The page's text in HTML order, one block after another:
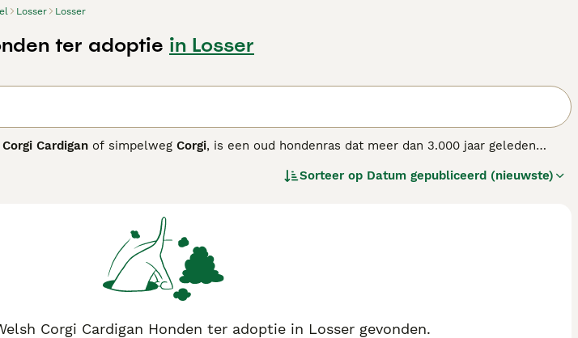
Losser Losser
ter adoptie in Losser
Corgi Cardigan of simpelweg Corgi, is een oud hondenras dat meer dan 3.000 jaar geleden
een lange, busachtige staart die het onderscheidt van zijn familielid, de Pembroke Welsh
waakhonden zijn. Ze hebben een actief karakter en hebben voldoende beweging en
maakt voor actieve gezinnen of eigenaren die tijd investeren in training en spel. Als gevolg
wat regelmatige verzorging en een gezonde levensstijl vereist. Wie op zoek is naar
zal met dit ras een trouwe metgezel vinden.
Sorteer op Datum gepubliceerd (nieuwste)
Corgi Cardigan Honden ter adoptie in Losser gevonden.